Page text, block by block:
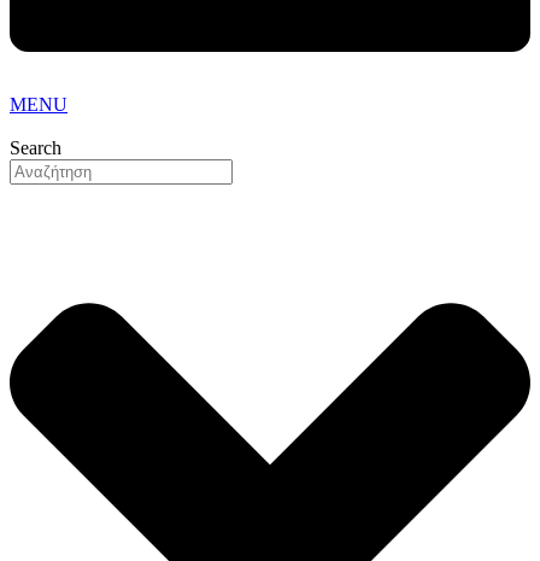
MENU
Search